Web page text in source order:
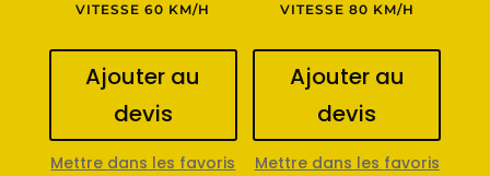
VITESSE 60 KM/H
Ajouter au
devis
Mettre dans les favoris
VITESSE 80 KM/H
Ajouter au
devis
Mettre dans les favoris